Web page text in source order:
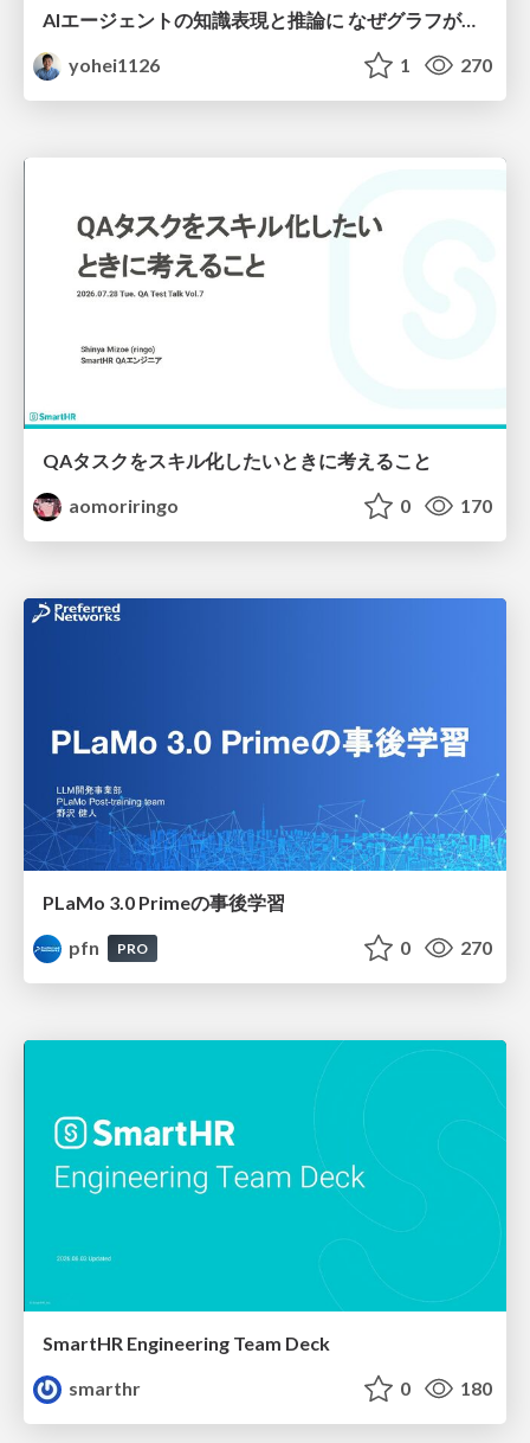
AIエージェントの知識表現と推論に なぜグラフが使われるのか - 記号的AIの復権とニューラルAIとの統合
yohei1126
1 270
QAタスクをスキル化したいときに考えること
aomoriringo
0 170
PLaMo 3.0 Primeの事後学習
pfn
PRO 0 270
SmartHR Engineering Team Deck
smarthr
0 180